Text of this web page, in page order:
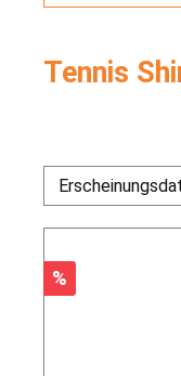
Tennis
Rabatt
%